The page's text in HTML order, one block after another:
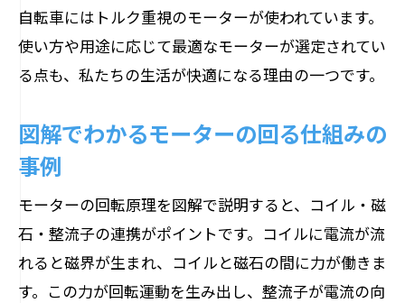
自転車にはトルク重視のモーターが使われています。
使い方や用途に応じて最適なモーターが選定されてい
る点も、私たちの生活が快適になる理由の一つです。
図解でわかるモーターの回る仕組みの
事例
モーターの回転原理を図解で説明すると、コイル・磁
石・整流子の連携がポイントです。コイルに電流が流
れると磁界が生まれ、コイルと磁石の間に力が働きま
す。この力が回転運動を生み出し、整流子が電流の向